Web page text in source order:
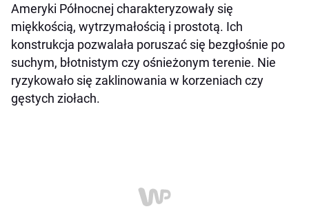
Ameryki Północnej charakteryzowały się
miękkością, wytrzymałością i prostotą. Ich
konstrukcja pozwalała poruszać się bezgłośnie po
suchym, błotnistym czy ośnieżonym terenie. Nie
ryzykowało się zaklinowania w korzeniach czy
gęstych ziołach.